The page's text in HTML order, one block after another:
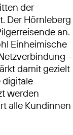
der
Der Hörnleberg
an.
Einheimische
–
damit gezielt
digitale
werden
alle Kundinnen